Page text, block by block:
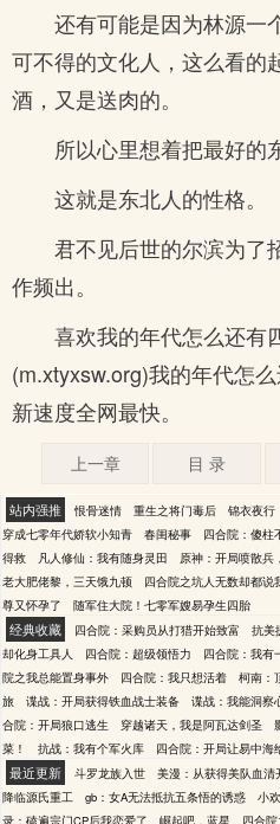
还有可能是因为林源一
可不得的文化人，这么看的
酒，又是送肉的。
所以心里想着把最好的
这就是东北人的性格。
君不见后世的尔滨为了
作频出。
喜欢我的年代怎么还有
(m.xtyxsw.org)我的年代怎
新速度全网最快。
上一章 目 录
站内强推 恨骨迷情 重生之将门毒后 锦衣夜行
穿成七零年代娇软小知青
春闺秘事 四合院：傻柱
得救
凡人修仙：我有随身灵田 原神：开局喷散兵
老大肥佬黎，三天饿九顿
四合院之坑人无数却都说
尊又怀孕了
随军住大院！七零军嫂易孕生四胎
经典收藏 四合院：采购员从打猎开始致富 抗美
却化身工具人
四合院：超级领悟力 四合院：我有
院之我总能置身事外
四合院：我只想活着 柯南：
旅
谍战：开局获得铁血战士装备 谍战：我能洞察
合院：开局狼口逃生
穿越诸天，我是阿瓦达剑圣
菜！
抗战：我有个军火库 四合院：开局让易中海
最近更新 斗罗龙族入世 美漫：从获得美队血清
降临源氏重工
gb：女A无法抵抗五条悟的诱惑 小
录：磕遍宗门CP后我恋爱了
崛起吧，蓝星 四合